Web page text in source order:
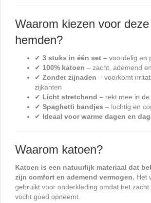
Waarom kiezen voor
hemden?
✔ 3 stuks in één set – voordelig en
✔ 100% katoen – zacht, ademend
✔ Zonder zijnaden – voorkomt
zijkanten
✔ Licht stretchend – rekt mee in
✔ Spaghetti bandjes – luchtig en
✔ Ideaal voor warme dagen en
Waarom katoen?
Katoen is een natuurlijk materiaal dat
zijn comfort en ademend vermogen. Het
gebruikt voor onderkleding omdat het zacht
vocht goed opneemt.